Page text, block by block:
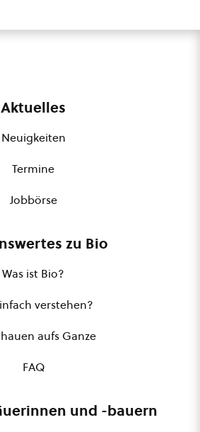
Aktuelles
Neuigkeiten
Termine
Jobbörse
zu Bio
Was ist Bio?
verstehen?
aufs Ganze
FAQ
und -bauern